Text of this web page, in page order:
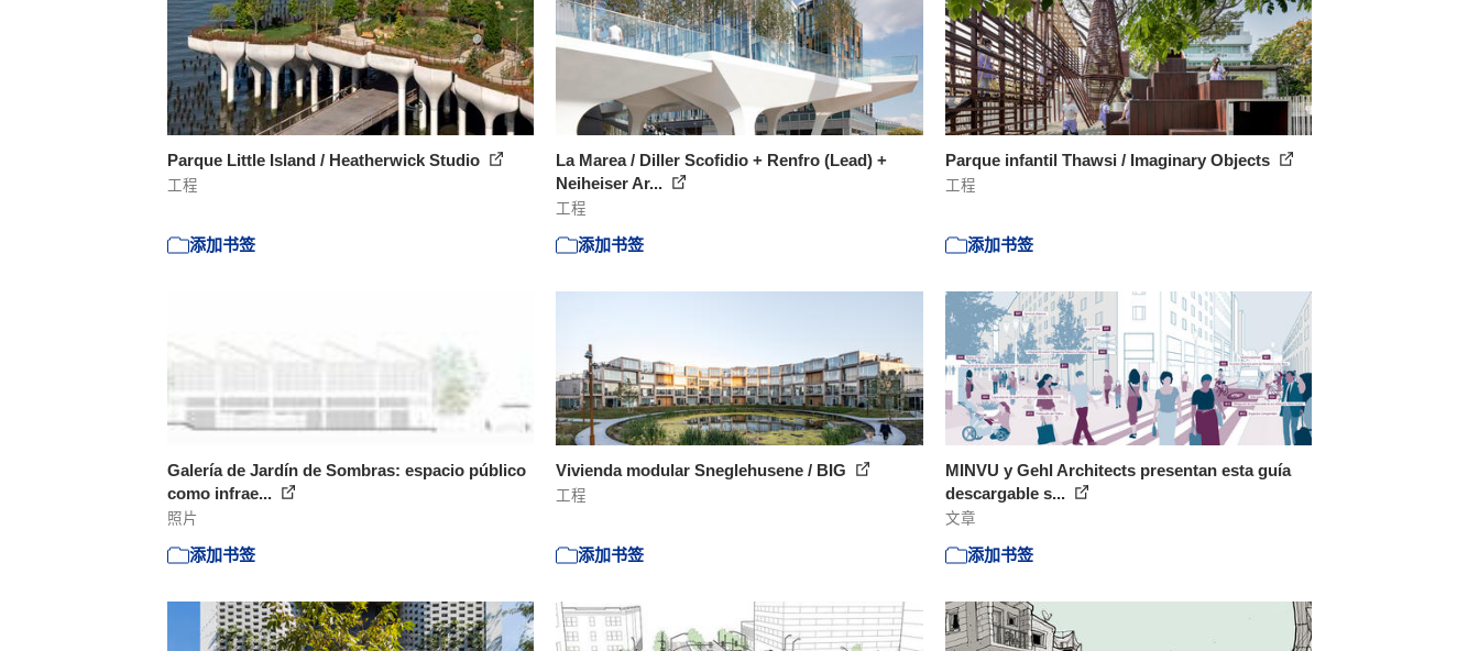
Parque Little Island / Heatherwick Studio
工程
添加书签
La Marea / Diller Scofidio + Renfro (Lead) +
Neiheiser Ar...
工程
添加书签
Parque infantil Thawsi / Imaginary Objects
工程
添加书签
Galería de Jardín de Sombras: espacio público
como infrae...
照片
添加书签
Vivienda modular Sneglehusene / BIG
工程
添加书签
MINVU y Gehl Architects presentan esta guía
descargable s...
文章
添加书签